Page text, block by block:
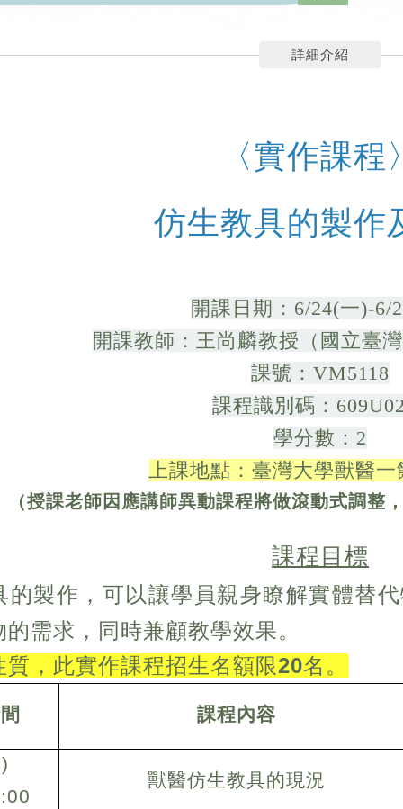
詳細介紹
〈實作課程
仿生教具的製作
開課日期：6/24(一)-6/
開課教師：王尚麟教授（國立臺
課號：VM5118
課程識別碼：
學分數：2
上課地點：臺灣大學獸醫
（授課老師因應講師異動課程將做滾動式調整
課程目標
的製作，可以讓學員親身瞭解實體替
需求，同時兼顧教學效果。
，此實作課程招生名額限20名。
課程內容
獸醫仿生教具的現況